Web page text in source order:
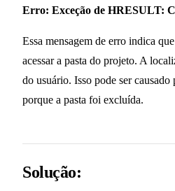
Erro: Exceção de HRESULT:
Essa mensagem de erro indica
acessar a pasta do projeto. A
do usuário. Isso pode ser
porque a pasta foi excluída.
Solução: